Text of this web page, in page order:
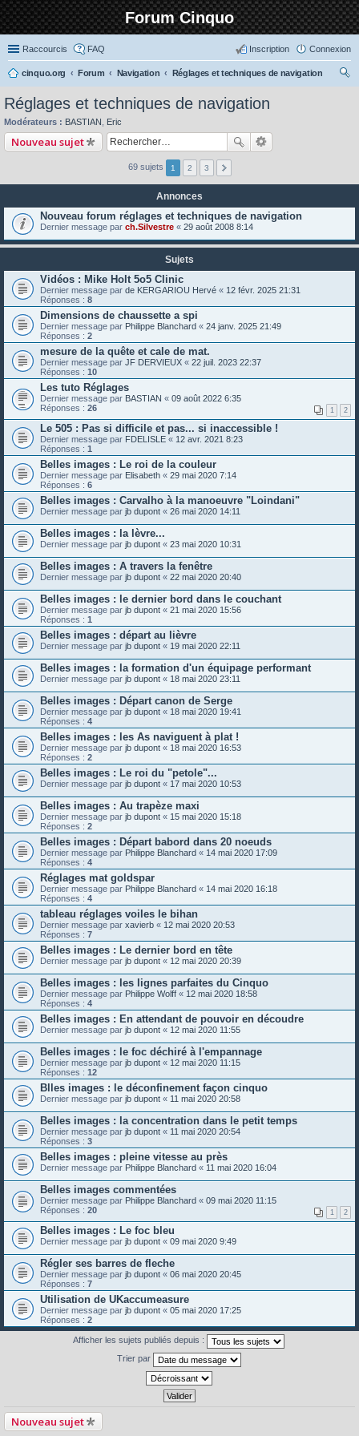
Forum Cinquo
Raccourcis FAQ Connexion
Inscription
cinquo.org Forum Navigation
Réglages et techniques de navigation
Réglages et techniques de navigation
Modérateurs : BASTIAN Eric
Nouveau sujet
69 sujets 1 2 3
Annonces
Nouveau forum réglages et techniques de navigation
Dernier message par ch.Silvestre « 29 août 2008 8:14
Sujets
Vidéos : Mike Holt 5o5 Clinic
Dernier message par de KERGARIOU Hervé « 12 févr. 2025 21:31
Réponses : 8
Dimensions de chaussette a spi
Dernier message par Philippe Blanchard « 24 janv. 2025 21:49
Réponses : 2
mesure de la quête et cale de mat.
Dernier message par JF DERVIEUX « 22 juil. 2023 22:37
Réponses : 10
Les tuto Réglages
Dernier message par BASTIAN « 09 août 2022 6:35
Réponses : 26 1 2
Le 505 : Pas si difficile et pas... si inaccessible !
Dernier message par FDELISLE « 12 avr. 2021 8:23
Réponses : 1
Belles images : Le roi de la couleur
Dernier message par Elisabeth « 29 mai 2020 7:14
Réponses : 6
Belles images : Carvalho à la manoeuvre "Loindani"
Dernier message par jb dupont « 26 mai 2020 14:11
Belles images : la lèvre...
Dernier message par jb dupont « 23 mai 2020 10:31
Belles images : A travers la fenêtre
Dernier message par jb dupont « 22 mai 2020 20:40
Belles images : le dernier bord dans le couchant
Dernier message par jb dupont « 21 mai 2020 15:56
Réponses : 1
Belles images : départ au lièvre
Dernier message par jb dupont « 19 mai 2020 22:11
Belles images : la formation d'un équipage performant
Dernier message par jb dupont « 18 mai 2020 23:11
Belles images : Départ canon de Serge
Dernier message par jb dupont « 18 mai 2020 19:41
Réponses : 4
Belles images : les As naviguent à plat !
Dernier message par jb dupont « 18 mai 2020 16:53
Réponses : 2
Belles images : Le roi du "petole"...
Dernier message par jb dupont « 17 mai 2020 10:53
Belles images : Au trapèze maxi
Dernier message par jb dupont « 15 mai 2020 15:18
Réponses : 2
Belles images : Départ babord dans 20 noeuds
Dernier message par Philippe Blanchard « 14 mai 2020 17:09
Réponses : 4
Réglages mat goldspar
Dernier message par Philippe Blanchard « 14 mai 2020 16:18
Réponses : 4
tableau réglages voiles le bihan
Dernier message par xavierb « 12 mai 2020 20:53
Réponses : 7
Belles images : Le dernier bord en tête
Dernier message par jb dupont « 12 mai 2020 20:39
Belles images : les lignes parfaites du Cinquo
Dernier message par Philippe Wolff « 12 mai 2020 18:58
Réponses : 4
Belles images : En attendant de pouvoir en découdre
Dernier message par jb dupont « 12 mai 2020 11:55
Belles images : le foc déchiré à l'empannage
Dernier message par jb dupont « 12 mai 2020 11:15
Réponses : 12
Blles images : le déconfinement façon cinquo
Dernier message par jb dupont « 11 mai 2020 20:58
Belles images : la concentration dans le petit temps
Dernier message par jb dupont « 11 mai 2020 20:54
Réponses : 3
Belles images : pleine vitesse au près
Dernier message par Philippe Blanchard « 11 mai 2020 16:04
Belles images commentées
Dernier message par Philippe Blanchard « 09 mai 2020 11:15
Réponses : 20 1 2
Belles images : Le foc bleu
Dernier message par jb dupont « 09 mai 2020 9:49
Régler ses barres de fleche
Dernier message par jb dupont « 06 mai 2020 20:45
Réponses : 7
Utilisation de UKaccumeasure
Dernier message par jb dupont « 05 mai 2020 17:25
Réponses : 2
Afficher les sujets publiés depuis :
Trier par
Nouveau sujet